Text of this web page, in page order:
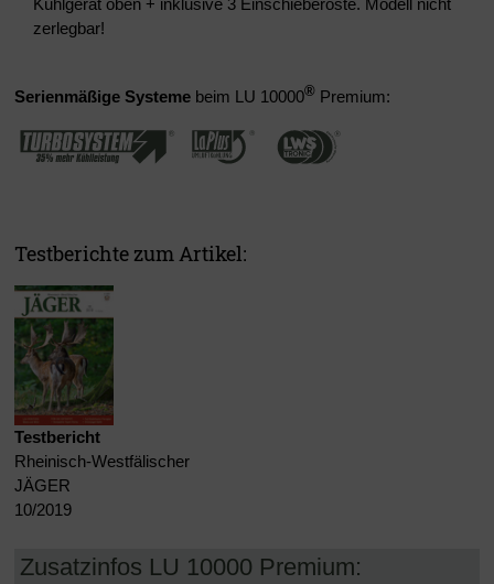
zerlegbar!
Serienmäßige Systeme beim LU 10000® Premium:
Testberichte zum Artikel:
Testbericht
Rheinisch-Westfälischer
JÄGER
10/2019
Zusatzinfos LU 10000 Premium: